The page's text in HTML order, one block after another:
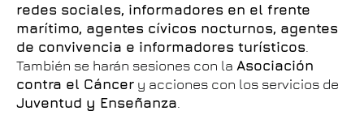
redes sociales, informadores en el frente
marítimo, agentes cívicos nocturnos, agentes
de convivencia e informadores turísticos
También se harán sesiones con la Asociación
contra el Cáncer y acciones con los servicios de
Juventud y Enseñanza